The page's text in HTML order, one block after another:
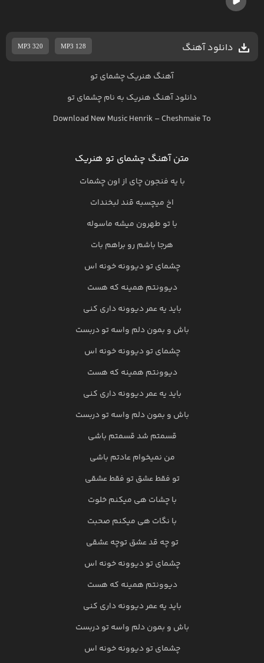
دانلود آهنگ MP3 320 MP3 128
آهنگ هنریک چشمای تو
دانلود آهنگ هنریک به نامچشمای تو
Download New MusicHenrik–Cheshmaie To
متن آهنگ چشمای تو هنریک
با یه فنجون چای از اون چشمات
اخ میچسبه قند لبخندات
با تو طهرون میشه ماسوله
هرجا باشم رو براهم بات
چشمای تو دیوونه خونه اس
دیوونتم همینه که هست
باید یه عمر دیوونه داری کنی
باش و بمون دلم واسه تو دربست
چشمای تو دیوونه خونه اس
دیوونتم همینه که هست
باید یه عمر دیوونه داری کنی
باش و بمون دلم واسه تو دربست
قسمتم شد قسمتم باشی
من نمیخوام عادتم باشی
تو فقط عشق تو فقط عشقی
با چشات هی میکنم خلوت
با نگات هی میکنم صحبت
تو چه قد عشق توچه عشقی
چشمای تو دیوونه خونه اس
دیوونتم همینه که هست
باید یه عمر دیوونه داری کنی
باش و بمون دلم واسه تو دربست
چشمای تو دیوونه خونه اس